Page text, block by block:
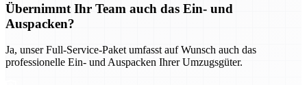
Übernimmt Ihr Team auch das Ein- und
Auspacken?
Ja, unser Full-Service-Paket umfasst auf Wunsch auch das
professionelle Ein- und Auspacken Ihrer Umzugsgüter.